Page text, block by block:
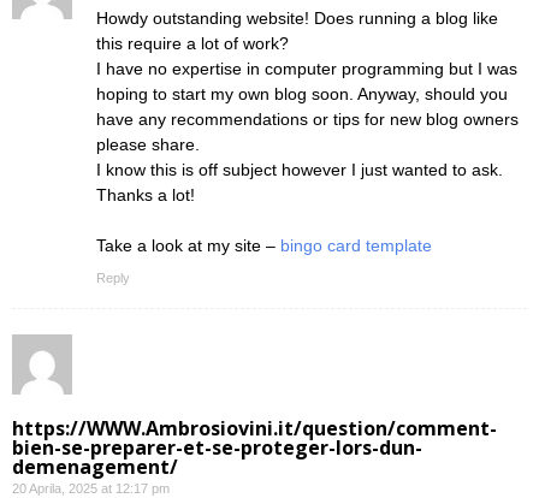
Howdy outstanding website! Does running a blog like
this require a lot of work?
I have no expertise in computer programming but I was
hoping to start my own blog soon. Anyway, should you
have any recommendations or tips for new blog owners
please share.
I know this is off subject however I just wanted to ask.
Thanks a lot!
Take a look at my site – bingo card template
Reply
https://WWW.Ambrosiovini.it/question/comment-
bien-se-preparer-et-se-proteger-lors-dun-
demenagement/
20 Aprila, 2025 at 12:17 pm